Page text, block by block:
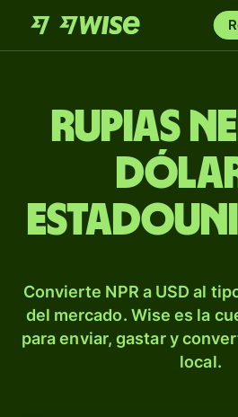
Rupias
Convierte NPR a USD al
del mercado. Wise es la
para enviar, gastar y
local.